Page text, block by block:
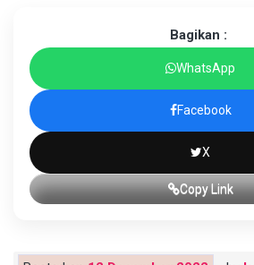
Bagikan :
WhatsApp
Facebook
X
Copy Link